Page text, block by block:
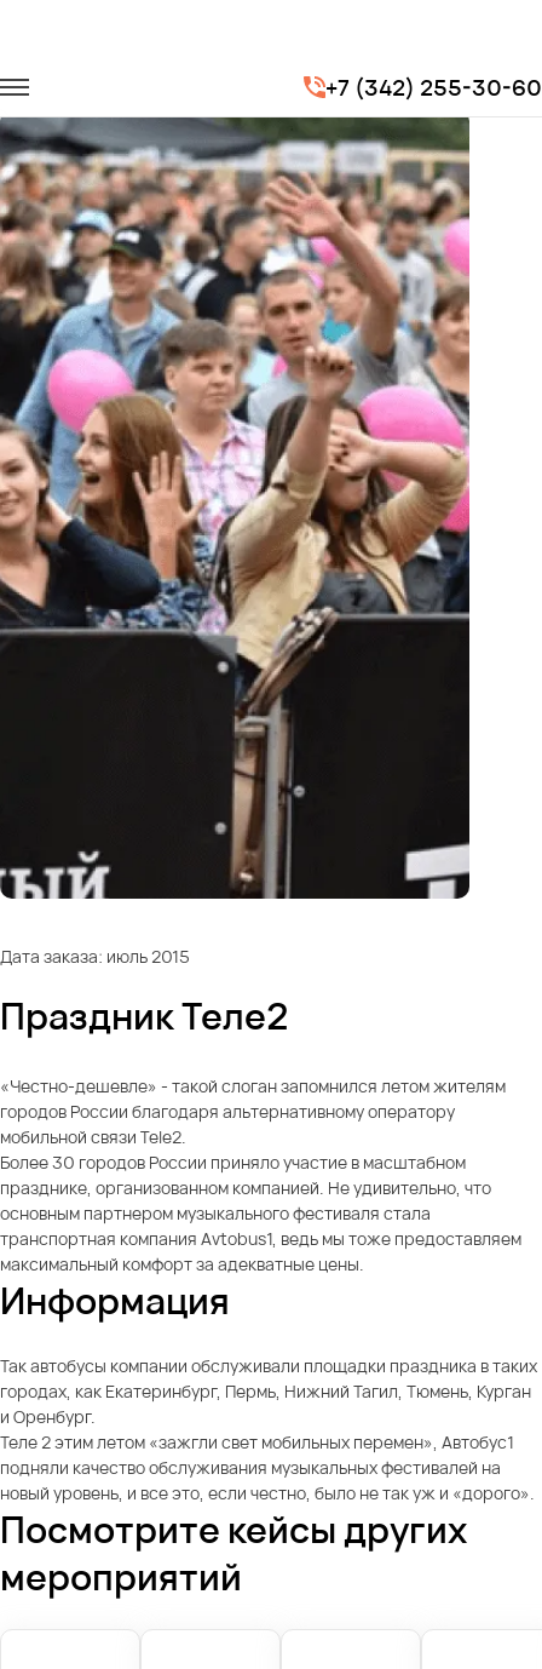
+7 (342) 255-30-60
Городские перевозки
Праздник Теле2
Дата заказа: июль 2015
Праздник Теле2
«Честно-дешевле» - такой слоган запомнился летом жителям
городов России благодаря альтернативному оператору
мобильной связи Tele2.
Более 30 городов России приняло участие в масштабном
празднике, организованном компанией. Не удивительно, что
основным партнером музыкального фестиваля стала
транспортная компания Avtobus1, ведь мы тоже предоставляем
максимальный комфорт за адекватные цены.
Информация
Так автобусы компании обслуживали площадки праздника в таких
городах, как Екатеринбург, Пермь, Нижний Тагил, Тюмень, Курган
и Оренбург.
Теле 2 этим летом «зажгли свет мобильных перемен», Автобус1
подняли качество обслуживания музыкальных фестивалей на
новый уровень, и все это, если честно, было не так уж и «дорого».
Посмотрите кейсы других
мероприятий